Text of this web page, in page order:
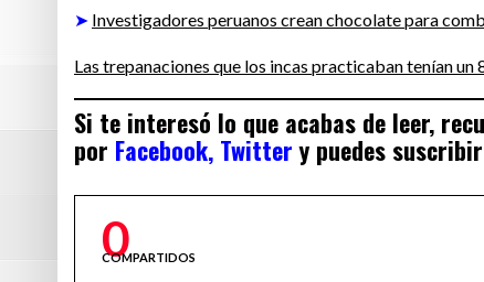
➤ Investigadores peruanos crean chocolate para
Las trepanaciones que los incas practicaban tenían
Si te interesó lo que acabas de leer,
por Facebook, Twitter y puedes
0
COMPARTIDOS